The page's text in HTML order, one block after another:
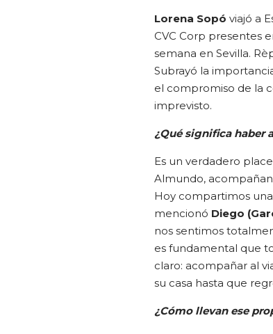
Lorena Sopó viajó a
CVC Corp presentes
semana en Sevilla.
Subrayó la
el compromiso de la
imprevisto.
¿Qué significa haber
Es un verdadero
Almundo,
Hoy compartimos
mencionó Diego
nos sentimos
es fundamental que
claro: acompañar al
su casa hasta que
¿Cómo llevan ese